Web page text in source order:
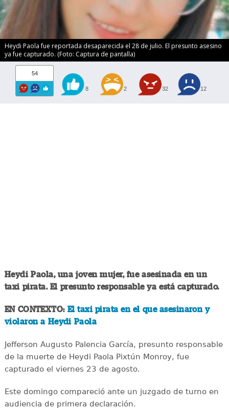
Heydi Paola fue reportada desaparecida el 28 de julio. El presunto asesino
ya fue capturado. (Foto: Captura de pantalla)
54
8 2 32 12
Heydi Paola, una joven mujer, fue asesinada en un
taxi pirata. El presunto responsable ya está capturado.
EN CONTEXTO: El taxi pirata en el que asesinaron y
violaron a Heydi Paola
Jefferson Augusto Palencia García, presunto responsable
de la muerte de Heydi Paola Pixtún Monroy, fue
capturado el viernes 23 de agosto.
Este domingo compareció ante un juzgado de turno en
audiencia de primera declaración.